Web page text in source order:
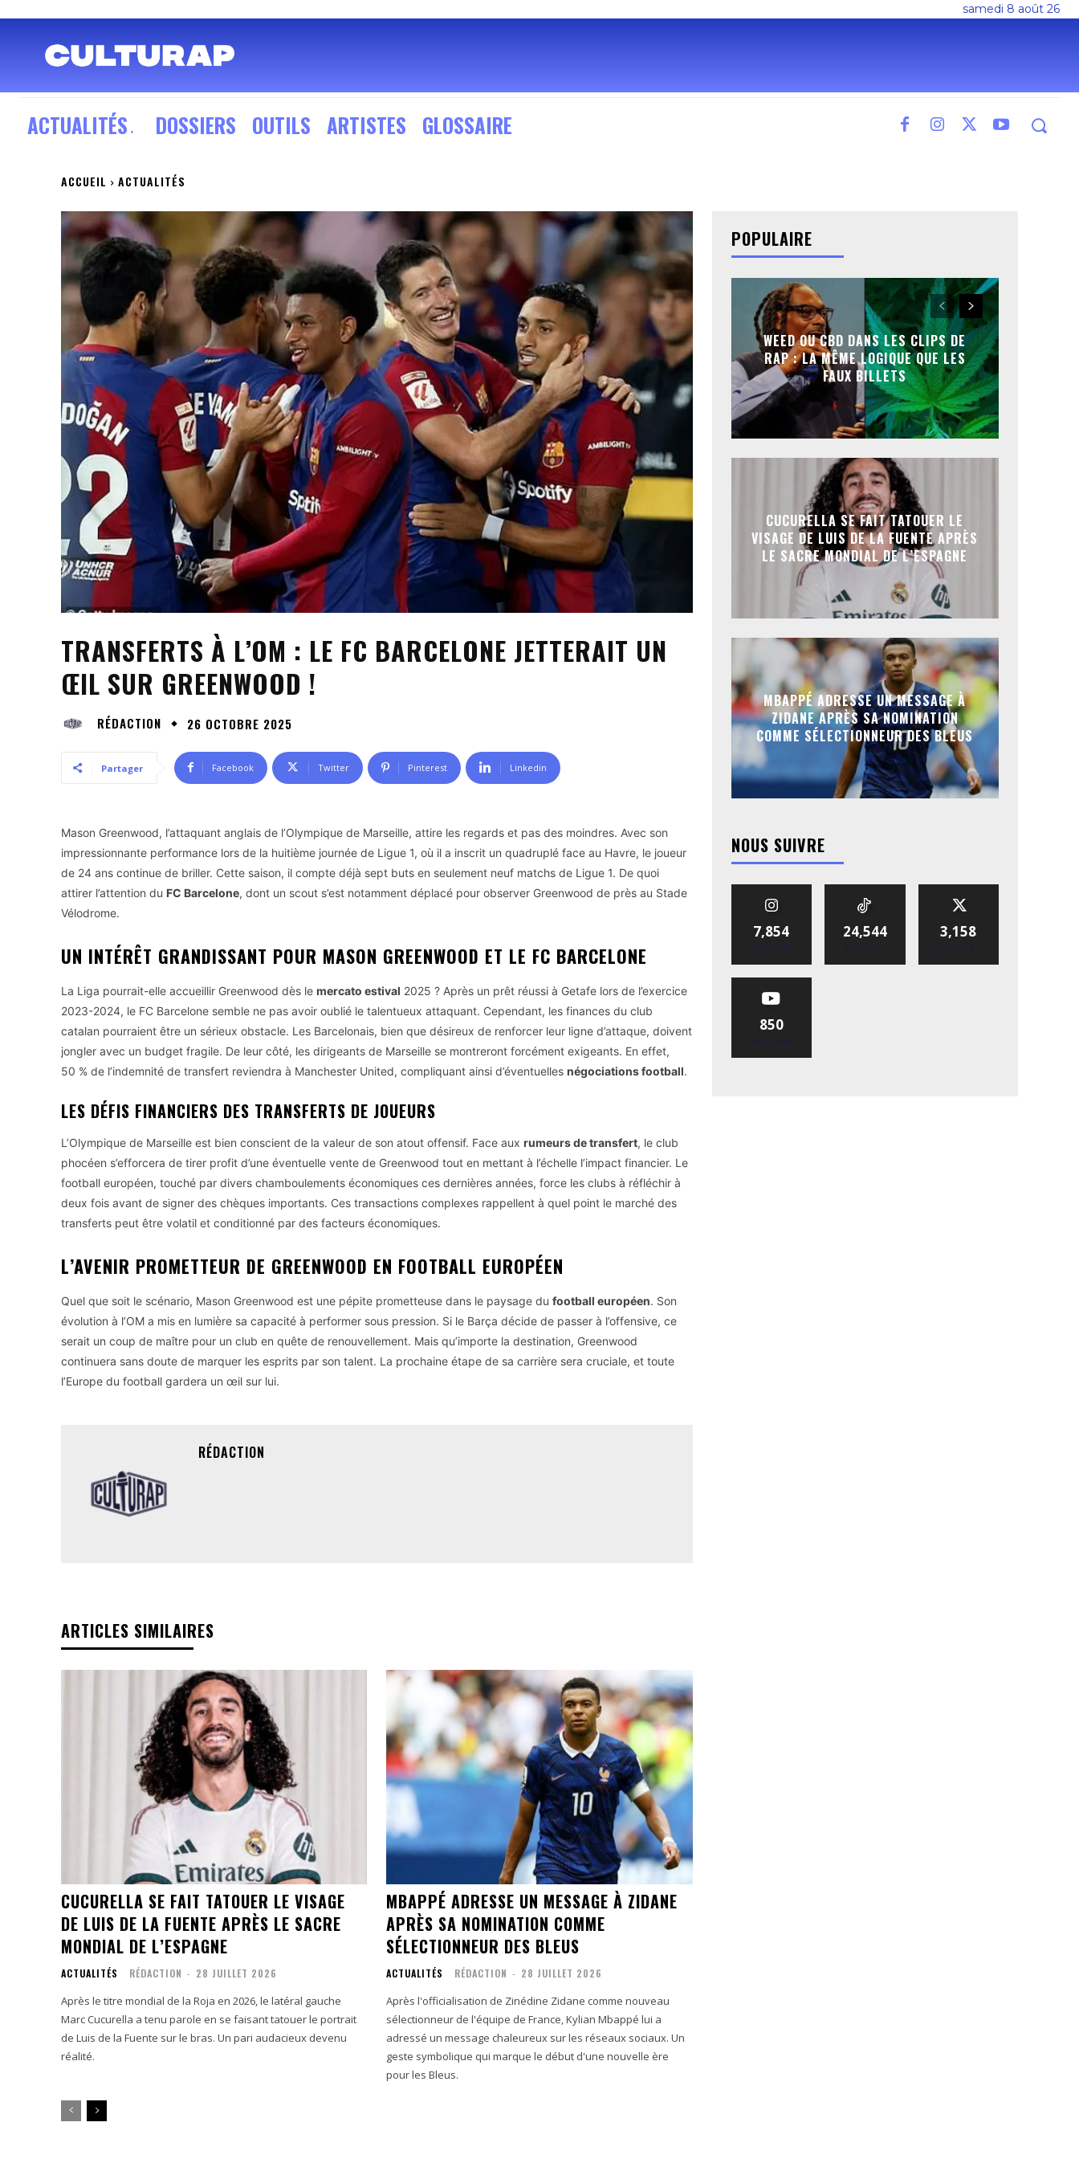
samedi 8 août 26
ACTUALITÉS DOSSIERS OUTILS ARTISTES GLOSSAIRE
ACCUEIL ACTUALITÉS
TRANSFERTS À L’OM : LE FC BARCELONE JETTERAIT UN
ŒIL SUR GREENWOOD !
RÉDACTION 26 OCTOBRE 2025
Partager Facebook Twitter Pinterest Linkedin
Mason Greenwood, l’attaquant anglais de l’Olympique de Marseille, attire les regards et pas des moindres. Avec son
impressionnante performance lors de la huitième journée de Ligue 1, où il a inscrit un quadruplé face au Havre, le joueur
de 24 ans continue de briller. Cette saison, il compte déjà sept buts en seulement neuf matchs de Ligue 1. De quoi
attirer l’attention du FC Barcelone, dont un scout s’est notamment déplacé pour observer Greenwood de près au Stade
Vélodrome.
UN INTÉRÊT GRANDISSANT POUR MASON GREENWOOD ET LE FC BARCELONE
La Liga pourrait-elle accueillir Greenwood dès le mercato estival 2025 ? Après un prêt réussi à Getafe lors de l’exercice
2023-2024, le FC Barcelone semble ne pas avoir oublié le talentueux attaquant. Cependant, les finances du club
catalan pourraient être un sérieux obstacle. Les Barcelonais, bien que désireux de renforcer leur ligne d’attaque, doivent
jongler avec un budget fragile. De leur côté, les dirigeants de Marseille se montreront forcément exigeants. En effet,
50 % de l’indemnité de transfert reviendra à Manchester United, compliquant ainsi d’éventuelles négociations football.
LES DÉFIS FINANCIERS DES TRANSFERTS DE JOUEURS
L’Olympique de Marseille est bien conscient de la valeur de son atout offensif. Face aux rumeurs de transfert, le club
phocéen s’efforcera de tirer profit d’une éventuelle vente de Greenwood tout en mettant à l’échelle l’impact financier. Le
football européen, touché par divers chamboulements économiques ces dernières années, force les clubs à réfléchir à
deux fois avant de signer des chèques importants. Ces transactions complexes rappellent à quel point le marché des
transferts peut être volatil et conditionné par des facteurs économiques.
L’AVENIR PROMETTEUR DE GREENWOOD EN FOOTBALL EUROPÉEN
Quel que soit le scénario, Mason Greenwood est une pépite prometteuse dans le paysage du football européen. Son
évolution à l’OM a mis en lumière sa capacité à performer sous pression. Si le Barça décide de passer à l’offensive, ce
serait un coup de maître pour un club en quête de renouvellement. Mais qu’importe la destination, Greenwood
continuera sans doute de marquer les esprits par son talent. La prochaine étape de sa carrière sera cruciale, et toute
l’Europe du football gardera un œil sur lui.
RÉDACTION
ARTICLES SIMILAIRES
CUCURELLA SE FAIT TATOUER LE VISAGE
DE LUIS DE LA FUENTE APRÈS LE SACRE
MONDIAL DE L’ESPAGNE
ACTUALITÉS RÉDACTION - 28 JUILLET 2026
Après le titre mondial de la Roja en 2026, le latéral gauche
Marc Cucurella a tenu parole en se faisant tatouer le portrait
de Luis de la Fuente sur le bras. Un pari audacieux devenu
réalité.
MBAPPÉ ADRESSE UN MESSAGE À ZIDANE
APRÈS SA NOMINATION COMME
SÉLECTIONNEUR DES BLEUS
ACTUALITÉS RÉDACTION - 28 JUILLET 2026
Après l'officialisation de Zinédine Zidane comme nouveau
sélectionneur de l'équipe de France, Kylian Mbappé lui a
adressé un message chaleureux sur les réseaux sociaux. Un
geste symbolique qui marque le début d'une nouvelle ère
pour les Bleus.
POPULAIRE
WEED OU CBD DANS LES CLIPS DE
RAP : LA MÊME LOGIQUE QUE LES
FAUX BILLETS
CUCURELLA SE FAIT TATOUER LE
VISAGE DE LUIS DE LA FUENTE APRÈS
LE SACRE MONDIAL DE L’ESPAGNE
MBAPPÉ ADRESSE UN MESSAGE À
ZIDANE APRÈS SA NOMINATION
COMME SÉLECTIONNEUR DES BLEUS
NOUS SUIVRE
7,854
Abonnés
24,544
Abonnés
3,158
Abonnés
850
Abonnés